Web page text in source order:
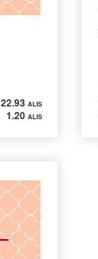
22.93 ALIS
1.20 ALIS